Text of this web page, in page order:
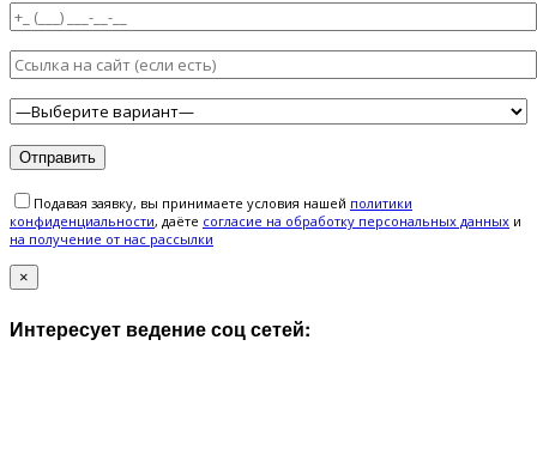
Подавая заявку, вы принимаете условия нашей политики
конфиденциальности, даёте cогласие на обработку персональных данных и
на получение от нас рассылки
×
Интересует ведение соц сетей: